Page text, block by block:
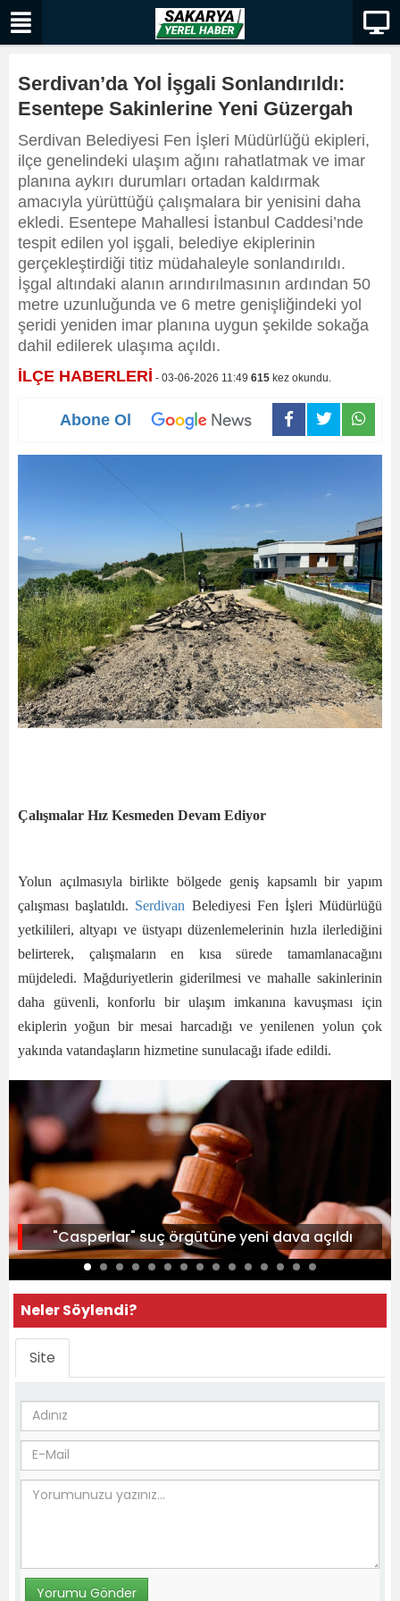
Serdivan’da Yol İşgali Sonlandırıldı:
Esentepe Sakinlerine Yeni Güzergah
Serdivan Belediyesi Fen İşleri Müdürlüğü ekipleri,
ilçe genelindeki ulaşım ağını rahatlatmak ve imar
planına aykırı durumları ortadan kaldırmak
amacıyla yürüttüğü çalışmalara bir yenisini daha
ekledi. Esentepe Mahallesi İstanbul Caddesi’nde
tespit edilen yol işgali, belediye ekiplerinin
gerçekleştirdiği titiz müdahaleyle sonlandırıldı.
İşgal altındaki alanın arındırılmasının ardından 50
metre uzunluğunda ve 6 metre genişliğindeki yol
şeridi yeniden imar planına uygun şekilde sokağa
dahil edilerek ulaşıma açıldı.
İLÇE HABERLERİ - 03-06-2026 11:49 615 kez okundu.
Abone Ol
Çalışmalar Hız Kesmeden Devam Ediyor
Yolun açılmasıyla birlikte bölgede geniş kapsamlı bir yapım
çalışması başlatıldı. Serdivan Belediyesi Fen İşleri Müdürlüğü
yetkilileri, altyapı ve üstyapı düzenlemelerinin hızla ilerlediğini
belirterek, çalışmaların en kısa sürede tamamlanacağını
müjdeledi. Mağduriyetlerin giderilmesi ve mahalle sakinlerinin
daha güvenli, konforlu bir ulaşım imkanına kavuşması için
ekiplerin yoğun bir mesai harcadığı ve yenilenen yolun çok
yakında vatandaşların hizmetine sunulacağı ifade edildi.
"Casperlar" suç örgütüne yeni dava açıldı
Neler Söylendi?
Site